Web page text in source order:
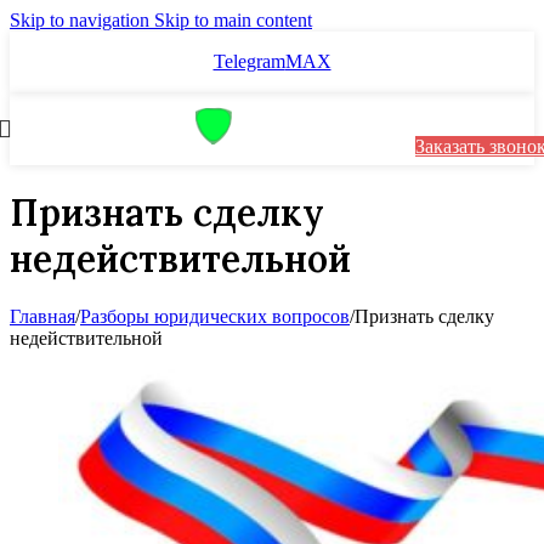
Skip to navigation Skip to main content
TelegramMAX
Заказать
Признать сделку
недействительной
Главная/Разборы юридических вопросов/Признать сделку
недействительной